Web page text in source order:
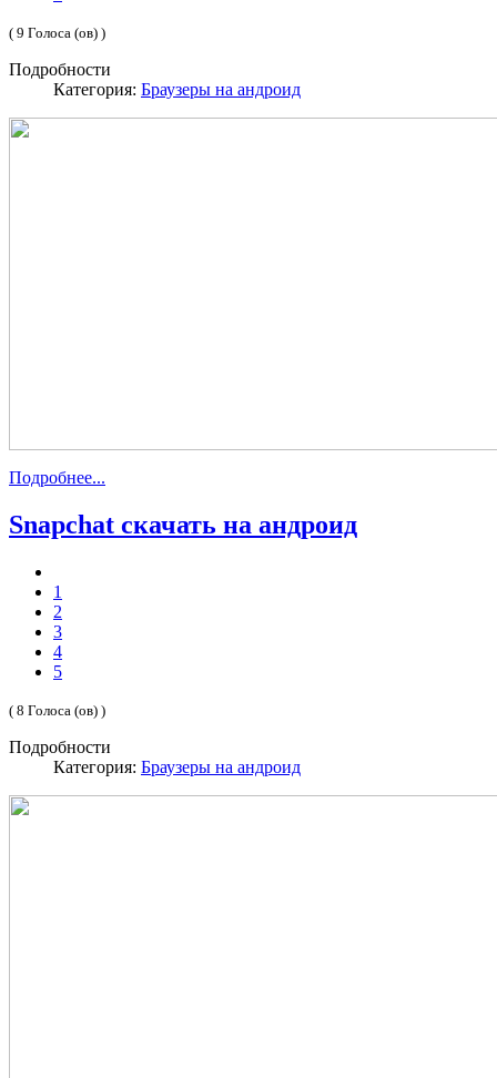
( 9 Голоса (ов) )
Подробности
Категория: Браузеры на андроид
Подробнее...
Snapchat скачать на андроид
1
2
3
4
5
( 8 Голоса (ов) )
Подробности
Категория: Браузеры на андроид